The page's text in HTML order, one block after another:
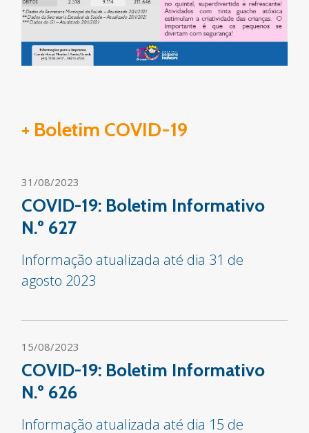
+ Boletim COVID-19
31/08/2023
COVID-19: Boletim Informativo
N.º 627
Informação atualizada até dia 31 de
agosto 2023
15/08/2023
COVID-19: Boletim Informativo
N.º 626
Informação atualizada até dia 15 de